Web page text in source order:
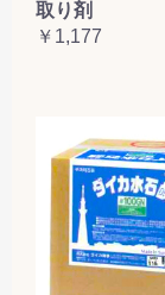
取り剤
￥1,177